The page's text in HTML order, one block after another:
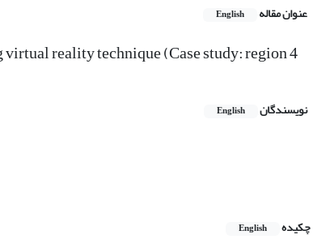
عنوان مقاله English
reality technique (Case study: region 4
نویسندگان English
چکیده
English